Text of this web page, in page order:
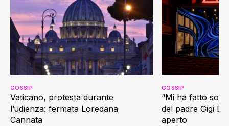
Vaticano, protesta durante
l’udienza: fermata Loredana
Cannata
GOSSIP
“Mi ha fatto
del padre Gigi
aperto
GOSSIP